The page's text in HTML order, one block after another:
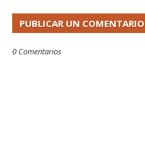
PUBLICAR UN COMENTARIO
0 Comentarios